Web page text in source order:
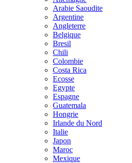
Arabie Saoudite
Argentine
Angleterre
Belgique
Bresil
Chili
Colombie
Costa Rica
Ecosse
Egypte
Espagne
Guatemala
Hongrie
Irlande du Nord
Italie
Japon
Maroc
Mexique